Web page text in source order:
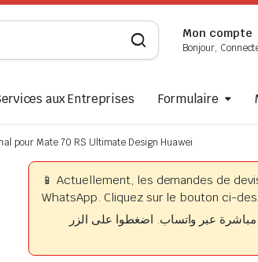
Mon compte
Bonjour,
aux Entreprises Formulaire
pour Mate 70 RS Ultimate Design Huawei
📱 Actuellement, les demandes de
WhatsApp. Cliquez sur le bouton ci-
مباشرة عبر واتساب. اضغطوا على الزر